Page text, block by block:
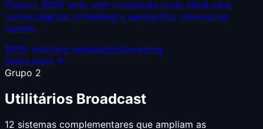
Playout 100% web, sem instalação local. Ideal para
canais digitais, streaming e operações remotas na
nuvem.
100% webSem instalaçãoStreaming
Saiba mais
Grupo 2
Utilitários Broadcast
12 sistemas complementares que ampliam as